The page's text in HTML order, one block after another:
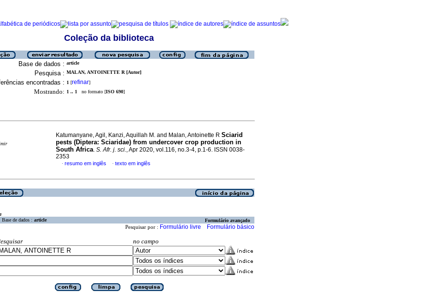
Coleção da biblioteca
Base de dados : article
Pesquisa : MALAN, ANTOINETTE R [Autor]
encontradas : 1 [refinar]
Mostrando: 1 .. 1 no formato [ISO 690]
Katumanyane, Agil, Kanzi, Aquillah M. and Malan, Antoinette R Sciarid
pests (Diptera: Sciaridae) from undercover crop production in
South Africa. S. Afr. j. sci., Apr 2020, vol.116, no.3-4, p.1-6. ISSN 0038-
2353
· resumo em inglês · texto em inglês
Base de dados : article Formulário avançado
Pesquisar por : Formulário livre Formulário básico
no campo